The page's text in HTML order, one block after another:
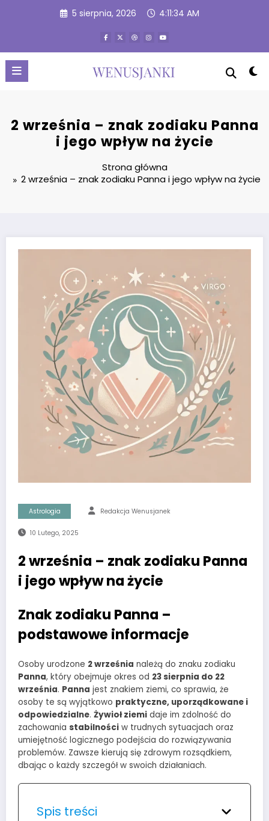
5 sierpnia, 2026 4:11:35 AM
2 września – znak zodiaku Panna
i jego wpływ na życie
Strona główna
2 września – znak zodiaku Panna i jego wpływ na życie
Astrologia Redakcja Wenusjanek
10 Lutego, 2025
2 września – znak zodiaku Panna
i jego wpływ na życie
Znak zodiaku Panna –
podstawowe informacje
Osoby urodzone 2 września należą do znaku zodiaku
Panna, który obejmuje okres od 23 sierpnia do 22
września. Panna jest znakiem ziemi, co sprawia, że
osoby te są wyjątkowo praktyczne, uporządkowane i
odpowiedzialne. Żywioł ziemi daje im zdolność do
zachowania stabilności w trudnych sytuacjach oraz
umiejętność logicznego podejścia do rozwiązywania
problemów. Zawsze kierują się zdrowym rozsądkiem,
dbając o każdy szczegół w swoich działaniach.
Spis treści